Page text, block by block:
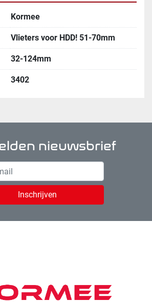
Kormee
Vlieters voor HDD! 51-70mm
32-124mm
3402
nieuwsbrief
Inschrijven